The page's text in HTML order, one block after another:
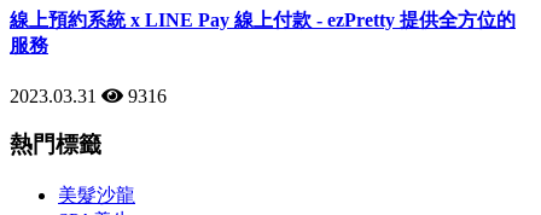
線上預約系統 x LINE Pay 線上付款 - ezPretty 提供全方位的
服務
2023.03.31 9316
熱門標籤
美髮沙龍